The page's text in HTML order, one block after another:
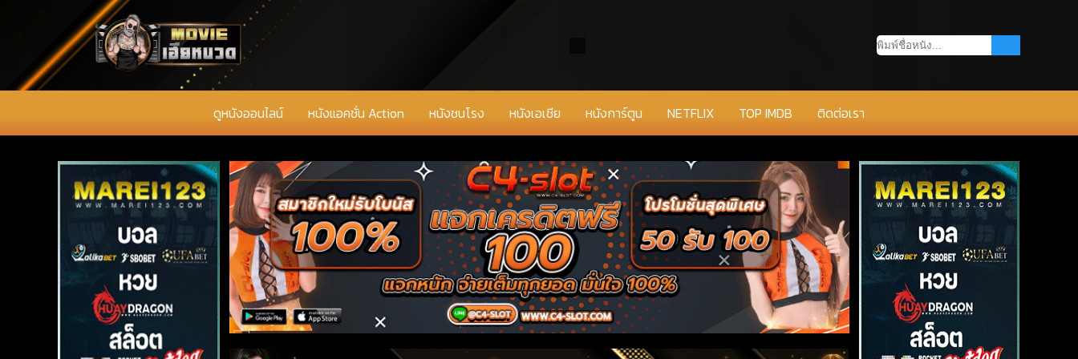
ดูหนังออนไลน์ หนังแอคชั่น Action หนังชนโรง หนังเอเชีย หนังการ์ตูน NETFLIX TOP IMDB ติดต่อเรา